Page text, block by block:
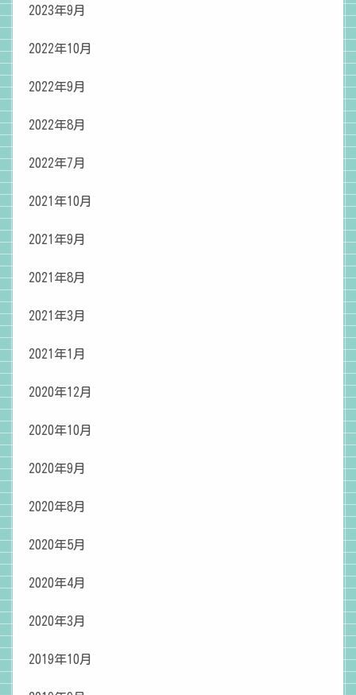
2023年9月
2022年10月
2022年9月
2022年8月
2022年7月
2021年10月
2021年9月
2021年8月
2021年3月
2021年1月
2020年12月
2020年10月
2020年9月
2020年8月
2020年5月
2020年4月
2020年3月
2019年10月